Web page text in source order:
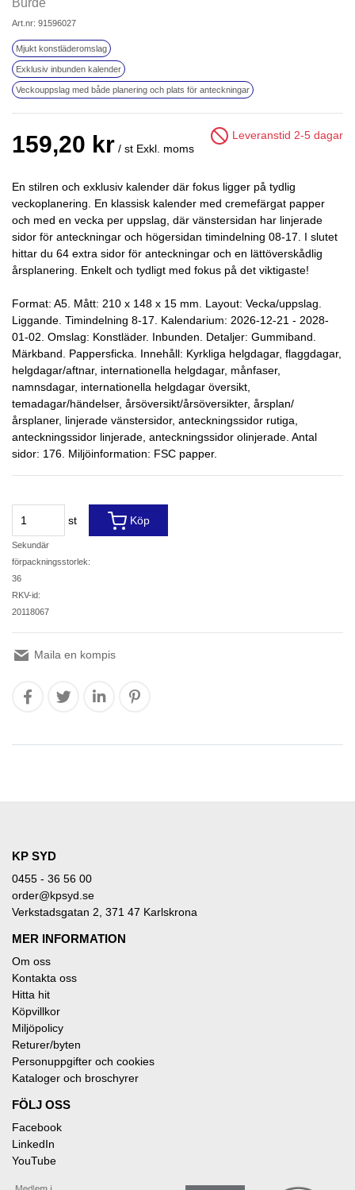
Burde
Art.nr: 91596027
Mjukt konstläderomslag
Exklusiv inbunden kalender
Veckouppslag med både planering och plats för anteckningar
159,20 kr / st Exkl. moms
Leveranstid 2-5 dagar
En stilren och exklusiv kalender där fokus ligger på tydlig
veckoplanering. En klassisk kalender med cremefärgat papper
och med en vecka per uppslag, där vänstersidan har linjerade
sidor för anteckningar och högersidan timindelning 08-17. I slutet
hittar du 64 extra sidor för anteckningar och en lättöverskådlig
årsplanering. Enkelt och tydligt med fokus på det viktigaste!
Format: A5. Mått: 210 x 148 x 15 mm. Layout: Vecka/uppslag.
Liggande. Timindelning 8-17. Kalendarium: 2026-12-21 - 2028-
01-02. Omslag: Konstläder. Inbunden. Detaljer: Gummiband.
Märkband. Pappersficka. Innehåll: Kyrkliga helgdagar, flaggdagar,
helgdagar/aftnar, internationella helgdagar, månfaser,
namnsdagar, internationella helgdagar översikt,
temadagar/händelser, årsöversikt/årsöversikter, årsplan/
årsplaner, linjerade vänstersidor, anteckningssidor rutiga,
anteckningssidor linjerade, anteckningssidor olinjerade. Antal
sidor: 176. Miljöinformation: FSC papper.
st
Sekundär
förpackningsstorlek:
36
RKV-id:
20118067
Köp
Maila en kompis
KP SYD
0455 - 36 56 00
order@kpsyd.se
Verkstadsgatan 2, 371 47 Karlskrona
MER INFORMATION
Om oss
Kontakta oss
Hitta hit
Köpvillkor
Miljöpolicy
Returer/byten
Personuppgifter och cookies
Kataloger och broschyrer
FÖLJ OSS
Facebook
LinkedIn
YouTube